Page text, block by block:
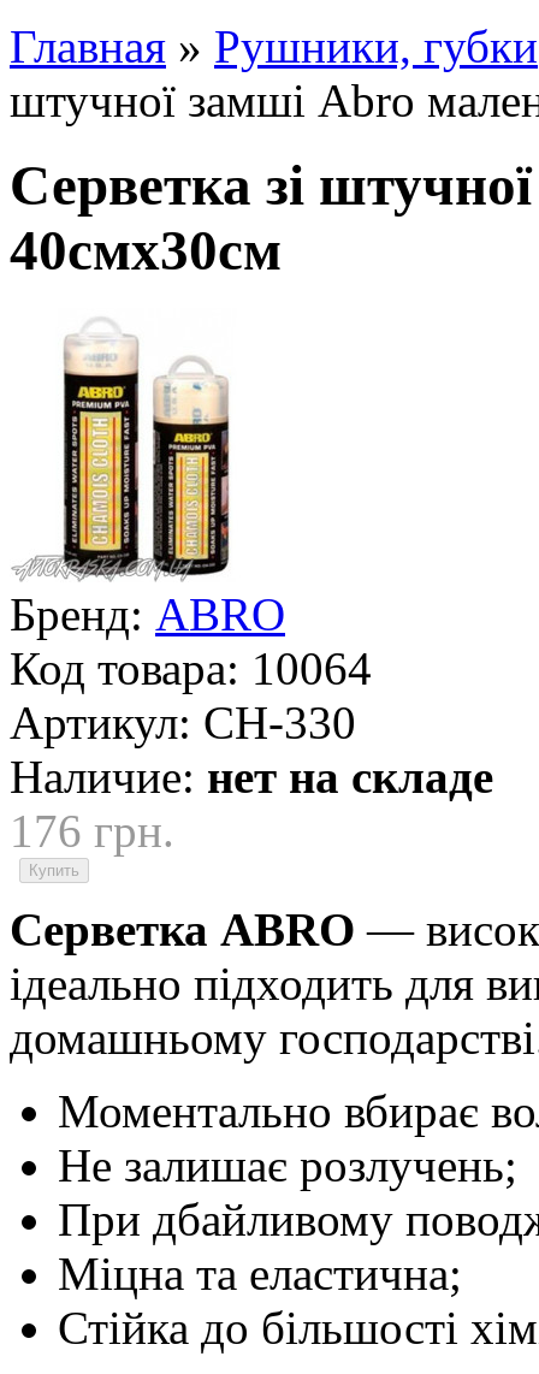
Главная » Рушники, губки
штучної замші Abro
Серветка зі
40смх30см
Бренд: ABRO
Код товара: 10064
Артикул: CH-330
Наличие: нет на складе
176 грн.
Серветка ABRO —
ідеально підходить для
домашньому
Моментально вбирає
Не залишає розлучень;
При дбайливому
Міцна та еластична;
Стійка до більшості